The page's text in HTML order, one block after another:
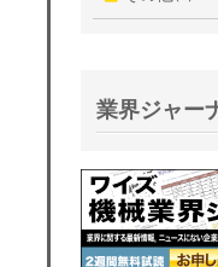
業界ジャー